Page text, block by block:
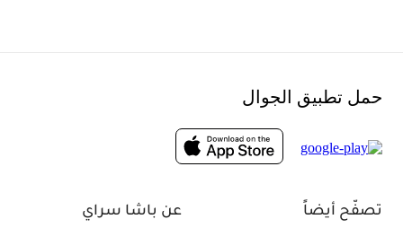
حمل تطبيق الجوال
عن باشا سراي تصفّح أيضاً